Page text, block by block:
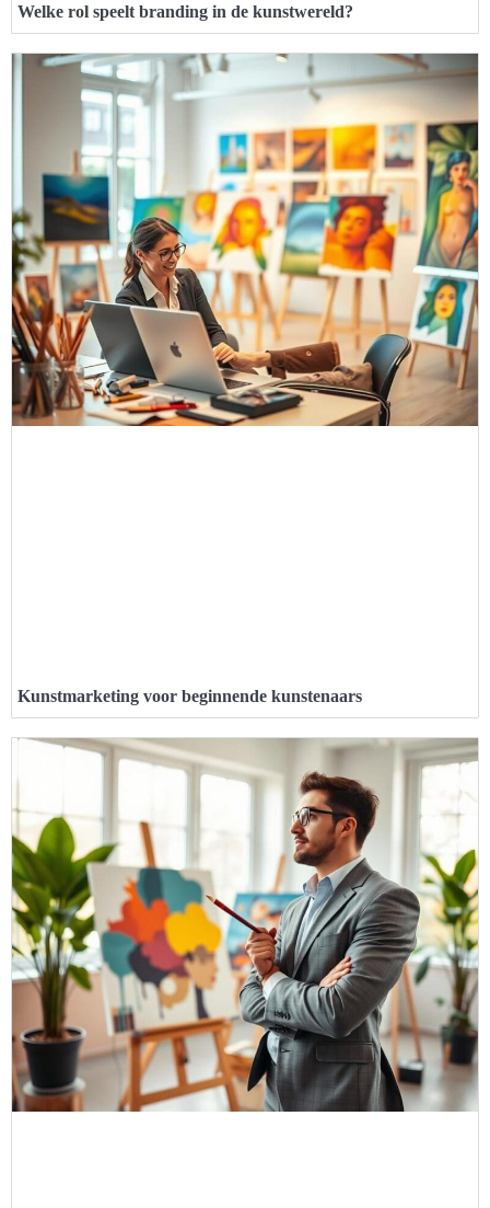
Welke rol speelt branding in de kunstwereld?
Kunstmarketing voor beginnende kunstenaars